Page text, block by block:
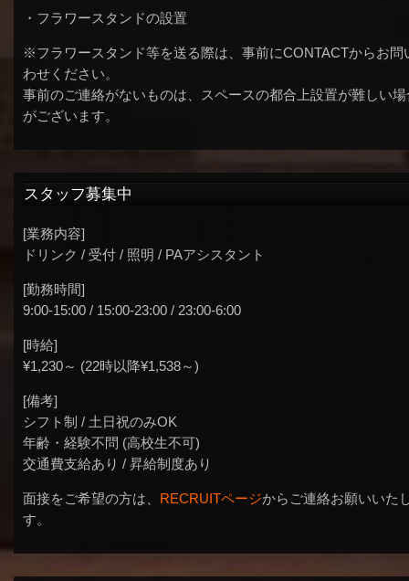
・フラワースタンドの設置
※フラワースタンド等を送る際は、事前にCONTACTからお問
わせください。
事前のご連絡がないものは、スペースの都合上設置が難しい場
がございます。
スタッフ募集中
[業務内容]
ドリンク / 受付 / 照明 / PAアシスタント
[勤務時間]
9:00-15:00 / 15:00-23:00 / 23:00-6:00
[時給]
¥1,230～ (22時以降¥1,538～)
[備考]
シフト制 / 土日祝のみOK
年齢・経験不問 (高校生不可)
交通費支給あり / 昇給制度あり
面接をご希望の方は、 RECRUITページからご連絡お願いいた
す。